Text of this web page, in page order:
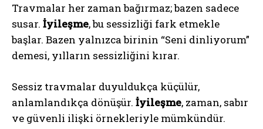
Gizlilik politikasını okudum, onaylıyorum.
Travmalar her zaman bağırmaz; bazen sadece
susar. İyileşme, bu sessizliği fark etmekle
başlar. Bazen yalnızca birinin “Seni dinliyorum”
demesi, yılların sessizliğini kırar.
Sessiz travmalar duyuldukça küçülür,
anlamlandıkça dönüşür. İyileşme, zaman, sabır
ve güvenli ilişki örnekleriyle mümkündür.